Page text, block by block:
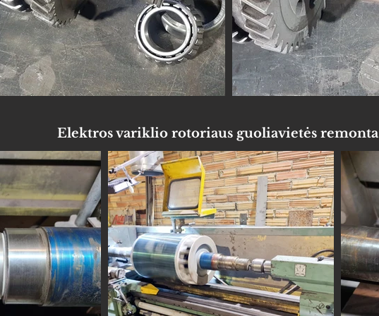
Elektros variklio rotoriaus guoliavietės